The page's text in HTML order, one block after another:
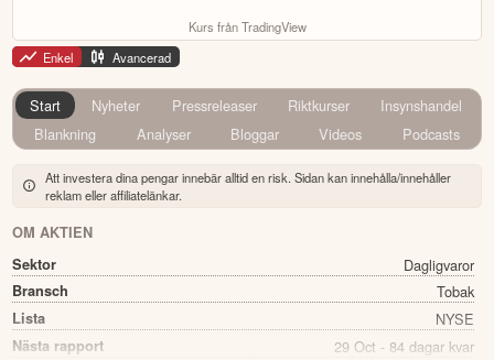
Kurs från TradingView
Enkel
Avancerad
Start Nyheter Pressreleaser Riktkurser
Insynshandel
Blankning
Analyser Bloggar Videos Podcasts
Att investera dina pengar innebär alltid en risk. Sidan kan innehålla/innehåller
reklam eller affiliatelänkar.
OM AKTIEN
Sektor
Dagligvaror
Bransch Tobak
Lista NYSE
Nästa rapport 29 Oct - 84 dagar kvar